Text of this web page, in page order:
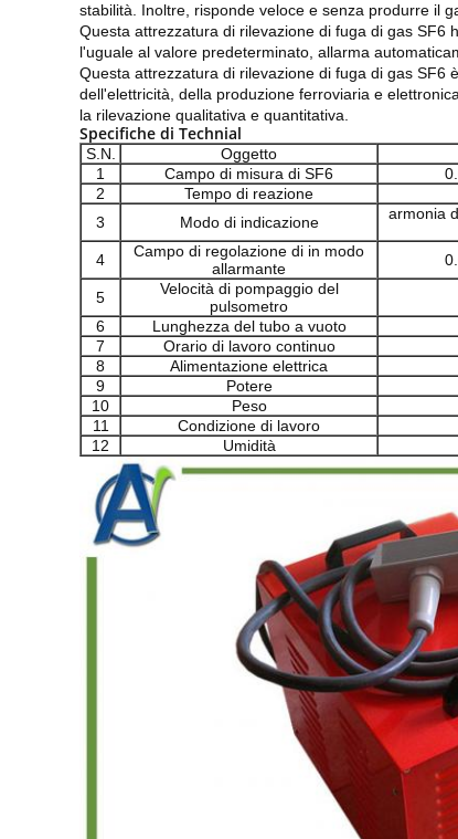
stabilità. Inoltre, risponde veloce e senza produrre il
Questa attrezzatura di rilevazione di fuga di gas SF6
l'uguale al valore predeterminato, allarma
Questa attrezzatura di rilevazione di fuga di gas SF6
dell'elettricità, della produzione ferroviaria e
la rilevazione qualitativa e quantitativa.
Specifiche di Technial
S.N. Oggetto
1
Campo di misura di SF6
2
Tempo di reazione
3
Modo di indicazione
armonia
4
Campo di regolazione di in modo
allarmante
5
Velocità di pompaggio del
pulsometro
6
Lunghezza del tubo a vuoto
7
Orario di lavoro continuo
8
Alimentazione elettrica
9
Potere
10
Peso
11
Condizione di lavoro
12
Umidità